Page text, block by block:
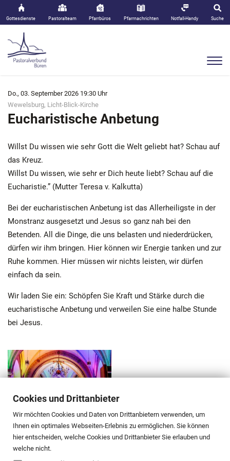
Cookies und Drittanbieter
Wir möchten Cookies und Daten von Drittanbietern verwenden, um
Ihnen ein optimales Webseiten-Erlebnis zu ermöglichen. Sie können
hier entscheiden, welche Cookies und Drittanbieter Sie erlauben und
welche nicht.
Gottesdienste Pastoralteam Pfarrbüros Pfarrnachrichten Notfall-Handy Suche
Do., 03. September 2026 19:30 Uhr
Wewelsburg, Licht-Blick-Kirche
Eucharistische Anbetung
Willst Du wissen wie sehr Gott die Welt geliebt hat? Schau auf
das Kreuz.
Willst Du wissen, wie sehr er Dich heute liebt? Schau auf die
Eucharistie.” (Mutter Teresa v. Kalkutta)
Bei der eucharistischen Anbetung ist das Allerheiligste in der
Monstranz ausgesetzt und Jesus so ganz nah bei den
Betenden. All die Dinge, die uns belasten und niederdrücken,
dürfen wir ihm bringen. Hier können wir Energie tanken und zur
Ruhe kommen. Hier müssen wir nichts leisten, wir dürfen
einfach da sein.
Wir laden Sie ein: Schöpfen Sie Kraft und Stärke durch die
eucharistische Anbetung und verweilen Sie eine halbe Stunde
bei Jesus.